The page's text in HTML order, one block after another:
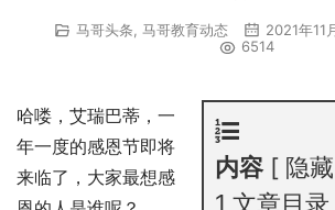
马哥头条 马哥教育动态
2021年11
6514
内容
隐藏
1 文章目录
哈喽，艾瑞巴蒂，一
年一度的感恩节即将
来临了，大家最想感